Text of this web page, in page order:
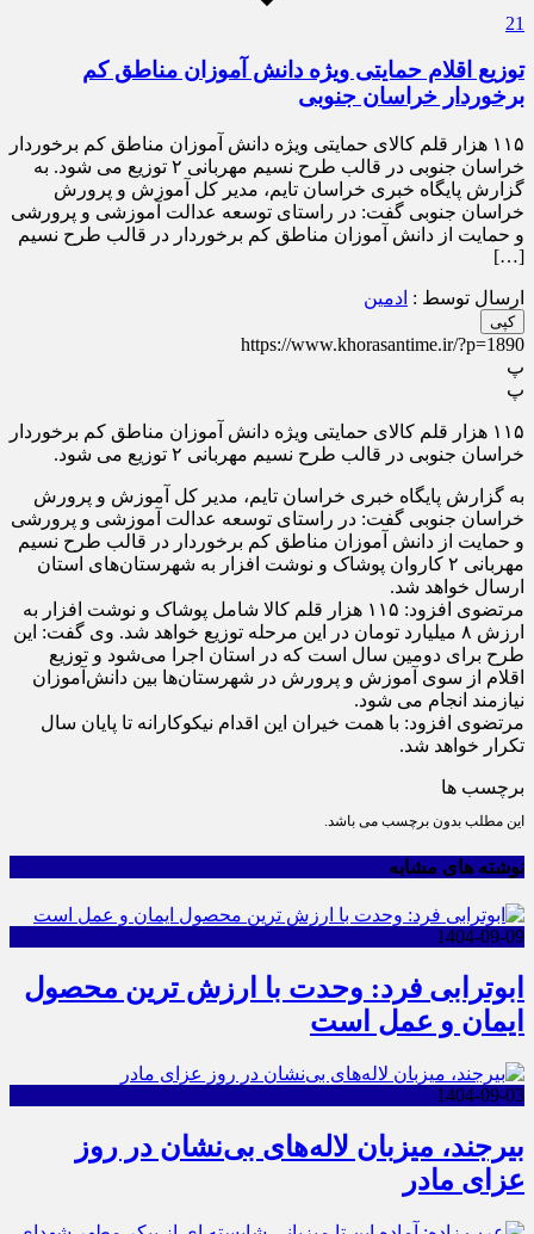
21
توزیع اقلام حمایتی ویژه دانش آموزان مناطق کم
برخوردار خراسان جنوبی
۱۱۵ هزار قلم کالای حمایتی ویژه دانش آموزان مناطق کم برخوردار
خراسان جنوبی در قالب طرح نسیم مهربانی ۲ توزیع می شود. به
گزارش پایگاه خبری خراسان تایم، مدیر کل آموزش و پرورش
خراسان جنوبی گفت: در راستای توسعه عدالت آموزشی و پرورشی
و حمایت از دانش آموزان مناطق کم برخوردار در قالب طرح نسیم
[…]
ارسال توسط : ادمین
کپی
https://www.khorasantime.ir/?p=1890
پ
پ
۱۱۵ هزار قلم کالای حمایتی ویژه دانش آموزان مناطق کم برخوردار
خراسان جنوبی در قالب طرح نسیم مهربانی ۲ توزیع می شود.
به گزارش پایگاه خبری خراسان تایم، مدیر کل آموزش و پرورش
خراسان جنوبی گفت: در راستای توسعه عدالت آموزشی و پرورشی
و حمایت از دانش آموزان مناطق کم برخوردار در قالب طرح نسیم
مهربانی ۲ کاروان پوشاک و نوشت افزار به شهرستان‌های استان
ارسال خواهد شد.
مرتضوی افزود: ۱۱۵ هزار قلم کالا شامل پوشاک و نوشت افزار به
ارزش ۸ میلیارد تومان در این مرحله توزیع خواهد شد. وی گفت: این
طرح برای دومین سال است که در استان اجرا می‌شود و توزیع
اقلام از سوی آموزش و پرورش در شهرستان‌ها بین دانش‌آموزان
نیازمند انجام می شود.
مرتضوی افزود: با همت خیران این اقدام نیکوکارانه تا پایان سال
تکرار خواهد شد.
برچسب ها
این مطلب بدون برچسب می باشد.
نوشته های مشابه
1404-09-09
ابوترابی فرد: وحدت با ارزش ترین محصول
ایمان و عمل است
1404-09-03
بیرجند، میزبان لاله‌های بی‌نشان در روز
عزای مادر